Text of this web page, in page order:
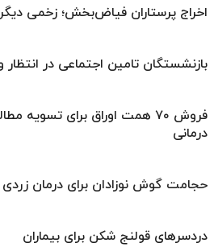
اخراج پرستاران فیاض‌بخش؛ زخمی
بازنشستگان تامین اجتماعی در انتظار
فروش ۷۰ همت اوراق برای تسویه
درمانی
حجامت گوش نوزادان برای درمان
دردسرهای قولنج شکن برای بیماران